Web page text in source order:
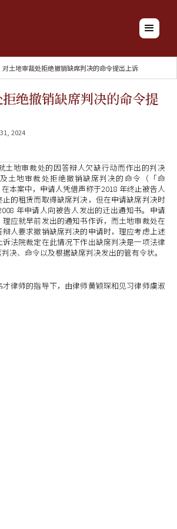
对土地审裁处拒绝撤销缺席判决的命令提出上诉
绝撤销缺席判决的命令提
2024
土地审裁处的因答辩人欠缺行动而作出的判决
土地审裁处拒绝撤销缺席判决的命令（「命
本案中，申请人凭借声称于2018 年终止被告人
的租赁而取得缺席判决，但在申请缺席判决时
年申请人向被告人发出的迁出通知书。申请
应就早前发出的通知书作诉，而土地审裁处在
人要求撤销缺席判决的申请时，理应考虑上述
法院裁定在此情况下作出缺席判决是一项法律
决、命令以及根据缺席判决发出的管有令状。
律师的指导下，由律师黄颖琛和见习律师虞淑